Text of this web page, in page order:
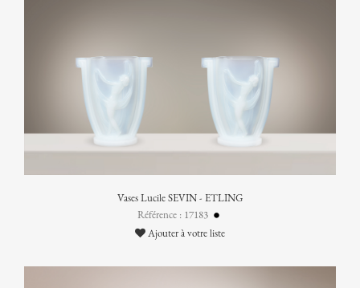
Vases Lucile SEVIN - ETLING
Référence : 17183
Ajouter à votre liste